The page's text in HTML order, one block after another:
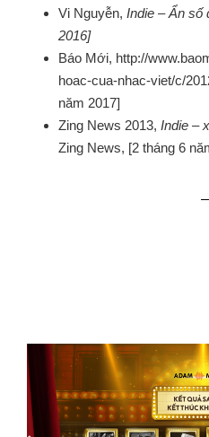
Vi Nguyễn, Indie – Ẩn số
2016]
Báo Mới, http://
hoac-cua-nhac-viet/c/
năm 2017]
Zing News 2013, Indie –
Zing News, [2 tháng 6